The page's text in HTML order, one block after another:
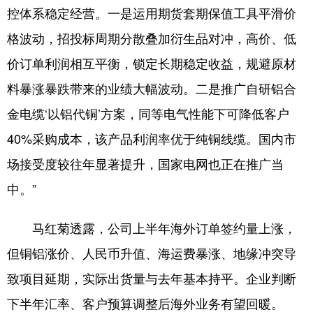
控体系稳定经营。一是运用期货套期保值工具平滑价
格波动，招投标周期分散叠加衍生品对冲，高价、低
价订单利润相互平衡，锁定长期稳定收益，规避原材
料暴涨暴跌带来的业绩大幅波动。二是推广自研铝合
金电缆‘以铝代铜’方案，同等电气性能下可降低客户
40%采购成本，该产品利润率优于纯铜线缆。国内市
场接受度较往年显著提升，国家电网也正在推广当
中。”
马红菊透露，公司上半年海外订单签约量上涨，
但铜铝涨价、人民币升值、海运费暴涨、地缘冲突导
致项目延期，实际出货量与去年基本持平。企业判断
下半年汇率、客户预算调整后海外业务有望回暖。